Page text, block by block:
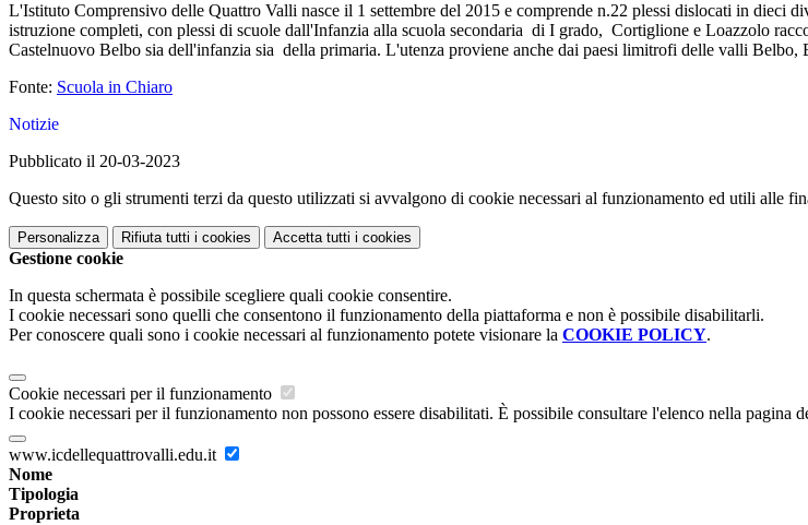
L'Istituto Comprensivo delle Quattro Valli nasce il 1 settembre del 2015 e comprende n.22 plessi dislocati in dieci
istruzione completi, con plessi di scuole dall'Infanzia alla scuola secondaria di I grado, Cortiglione e Loazzolo
Castelnuovo Belbo sia dell'infanzia sia della primaria. L'utenza proviene anche dai paesi limitrofi delle valli
Fonte: Scuola in Chiaro
Notizie
Pubblicato il 20-03-2023
Questo sito o gli strumenti terzi da questo utilizzati si avvalgono di cookie necessari al funzionamento ed utili alle
Personalizza Rifiuta tutti i cookies Accetta tutti i cookies
Gestione cookie
In questa schermata è possibile scegliere quali cookie consentire.
I cookie necessari sono quelli che consentono il funzionamento della piattaforma e non è possibile disabilitarli.
Per conoscere quali sono i cookie necessari al funzionamento potete visionare la COOKIE POLICY.
Cookie necessari per il funzionamento
I cookie necessari per il funzionamento non possono essere disabilitati. È possibile consultare l'elenco nella pagina
www.icdellequattrovalli.edu.it
Nome
Tipologia
Proprieta